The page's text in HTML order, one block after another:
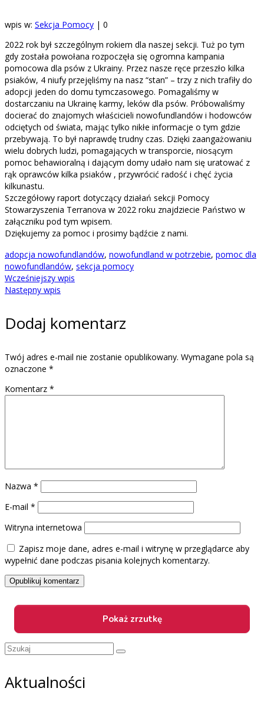
wpis w: Sekcja Pomocy | 0
2022 rok był szczególnym rokiem dla naszej sekcji. Tuż po tym
gdy została powołana rozpoczęła się ogromna kampania
pomocowa dla psów z Ukrainy. Przez nasze ręce przeszło kilka
psiaków, 4 niufy przejęliśmy na nasz “stan” – trzy z nich trafiły do
adopcji jeden do domu tymczasowego. Pomagaliśmy w
dostarczaniu na Ukrainę karmy, leków dla psów. Próbowaliśmy
docierać do znajomych właścicieli nowofundlandów i hodowców
odciętych od świata, mając tylko nikłe informacje o tym gdzie
przebywają. To był naprawdę trudny czas. Dzięki zaangażowaniu
wielu dobrych ludzi, pomagających w transporcie, niosącym
pomoc behawioralną i dającym domy udało nam się uratować z
rąk oprawców kilka psiaków , przywrócić radość i chęć życia
kilkunastu.
Szczegółowy raport dotyczący działań sekcji Pomocy
Stowarzyszenia Terranova w 2022 roku znajdziecie Państwo w
załączniku pod tym wpisem.
Dziękujemy za pomoc i prosimy bądźcie z nami.
adopcja nowofundlandów, nowofundland w potrzebie, pomoc dla
nowofundlandów, sekcja pomocy
Wcześniejszy wpis
Następny wpis
Dodaj komentarz
Twój adres e-mail nie zostanie opublikowany. Wymagane pola są
oznaczone *
Komentarz *
Nazwa *
E-mail *
Witryna internetowa
Zapisz moje dane, adres e-mail i witrynę w przeglądarce aby
wypełnić dane podczas pisania kolejnych komentarzy.
Szuklaj
Aktualności